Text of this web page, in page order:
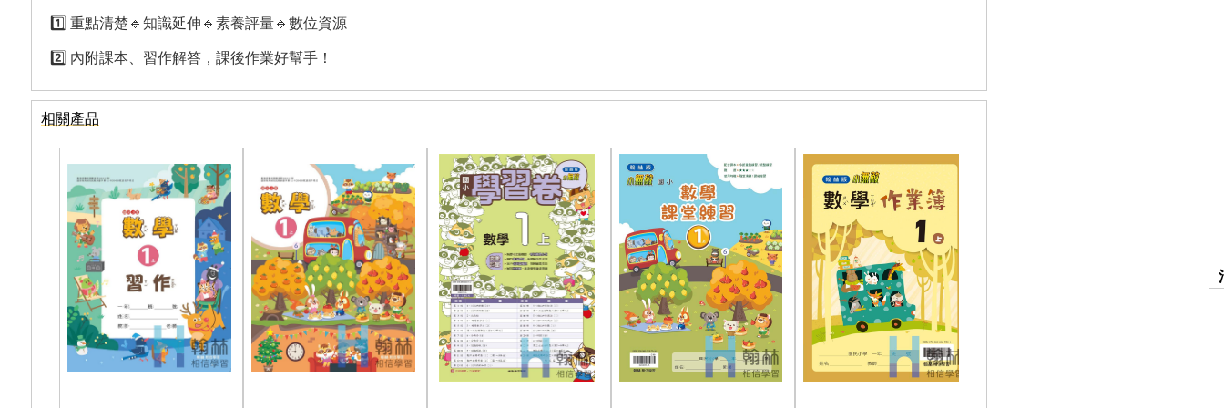
1️⃣ 重點清楚🔹知識延伸🔹素養評量🔹數位資源
2️⃣ 內附課本、習作解答，課後作業好幫手！
相關產品